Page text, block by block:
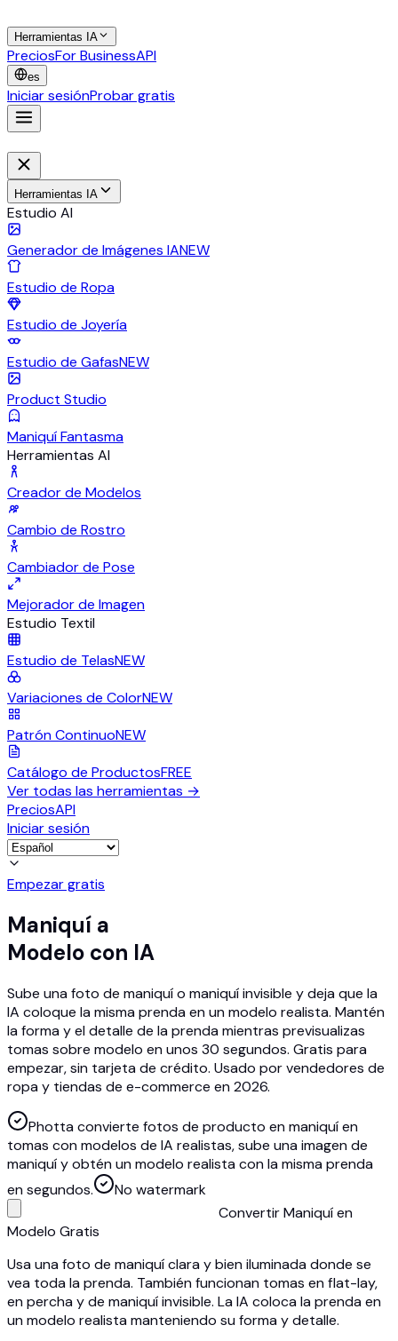
Herramientas IA
PreciosFor BusinessAPI
es
Iniciar sesiónProbar gratis
Herramientas IA
Estudio AI
Generador de Imágenes IANEW
Estudio de Ropa
Estudio de Joyería
Estudio de GafasNEW
Product Studio
Maniquí Fantasma
Herramientas AI
Creador de Modelos
Cambio de Rostro
Cambiador de Pose
Mejorador de Imagen
Estudio Textil
Estudio de TelasNEW
Variaciones de ColorNEW
Patrón ContinuoNEW
Catálogo de ProductosFREE
Ver todas las herramientas →
PreciosAPI
Iniciar sesión
Empezar gratis
Maniquí a
Modelo con IA
Sube una foto de maniquí o maniquí invisible y deja que la
IA coloque la misma prenda en un modelo realista. Mantén
la forma y el detalle de la prenda mientras previsualizas
tomas sobre modelo en unos 30 segundos. Gratis para
empezar, sin tarjeta de crédito. Usado por vendedores de
ropa y tiendas de e-commerce en 2026.
Photta convierte fotos de producto en maniquí en
tomas con modelos de IA realistas, sube una imagen de
maniquí y obtén un modelo realista con la misma prenda
en segundos.
No watermark
Convertir Maniquí en
Modelo Gratis
Usa una foto de maniquí clara y bien iluminada donde se
vea toda la prenda. También funcionan tomas en flat-lay,
en percha y de maniquí invisible. La IA coloca la prenda en
un modelo realista manteniendo su forma y detalle.